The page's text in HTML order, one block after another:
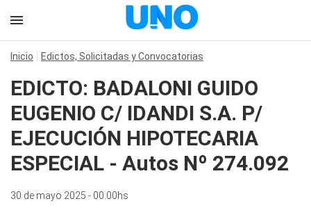
Inicio Edictos, Solicitadas y Convocatorias
EDICTO: BADALONI GUIDO
EUGENIO C/ IDANDI S.A. P/
EJECUCIÓN HIPOTECARIA
ESPECIAL - Autos Nº 274.092
30 de mayo 2025 - 00:00hs